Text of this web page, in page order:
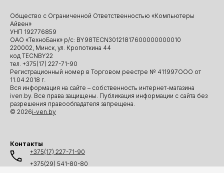
Общество с Ограниченной Ответственностью «Компьютеры
Айвен»
УНП 192776859
ОАО «ТехноБанк» р/с: BY98TECN30121817600000000010
220002, Минск, ул. Кропоткина 44
код TECNBY22
тел. +375(17) 227-71-90
Регистрационный номер в Торговом реестре № 411997ООО от
11.04.2018 г.
Вся информация на сайте – собственность интернет-магазина
iven.by. Все права защищены. Публикация информации с сайта без
разрешения правообладателя запрещена.
© 2026i-ven.by
Контакты
+375(17) 227-71-90
+375(29) 541-80-80